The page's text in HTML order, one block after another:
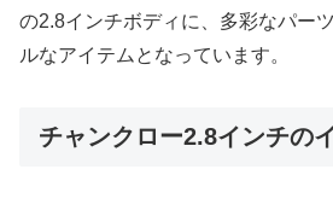
の2.8インチボディに、多彩なパー
ルなアイテムとなっています。
チャンクロー2.8インチの